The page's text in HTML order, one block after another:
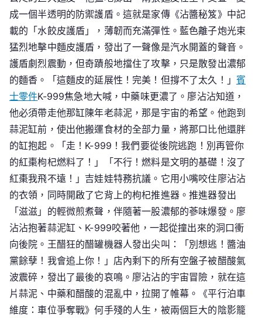
成一個半透明的防禦護盾。這就是家傳《沾醬秘笈》中記
載的「水餃皮護盾」，薄韌而充滿彈性。藍色離子炮光束
猛烈地擊中麵皮護盾，發出了一聲像是汽水開蓋的聲音。
護盾劇烈震動，但奇蹟般地擋住了攻擊，只是散發出濃郁
的麵香。「這麵皮的延展性！完美！但撐不了太久！」 賓
士零件K-999焦急地大喊，中藥味更濃了。廖沾沾知道，
他必須帶走他那缸陳年老蒜泥，那是宇宙的希望。他跑到
蒜泥缸前，使出他搬運食材的全部力量，將那口比他還胖
的缸抱起。「走！K-999！我們要從後院逃跑！別再管你
的紅棗枸杞燃料了！」「不行！燃料是文明的基礎！沒了
紅棗我飛不遠！」吉娃娃特務抗議。它用小嘴咬住廖沾沾
的衣領，同時開啟了它背上的枸杞推進器。推進器發出
「滋滋」的輕微煎煮聲，伴隨著一股濃郁的蔘味爆發。廖
沾沾抱著蒜泥缸、K-999咬著他，一起從撞出來的洞口衝
向後院。王醋狂的醋罐機器人發出尖叫：「別想逃！醬油
黨餘孽！我會追上你！」店內剩下的所有空盤子被醋酸氣
波震碎，發出了最後的哀鳴。廖沾沾的宇宙冒險，就在這
片蒜泥、中藥和醋酸的混亂中，拉開了帷幕。《平行泊車
維度：車位爭奪戰》何手殘的人生，被兩個巨大的陰影籠